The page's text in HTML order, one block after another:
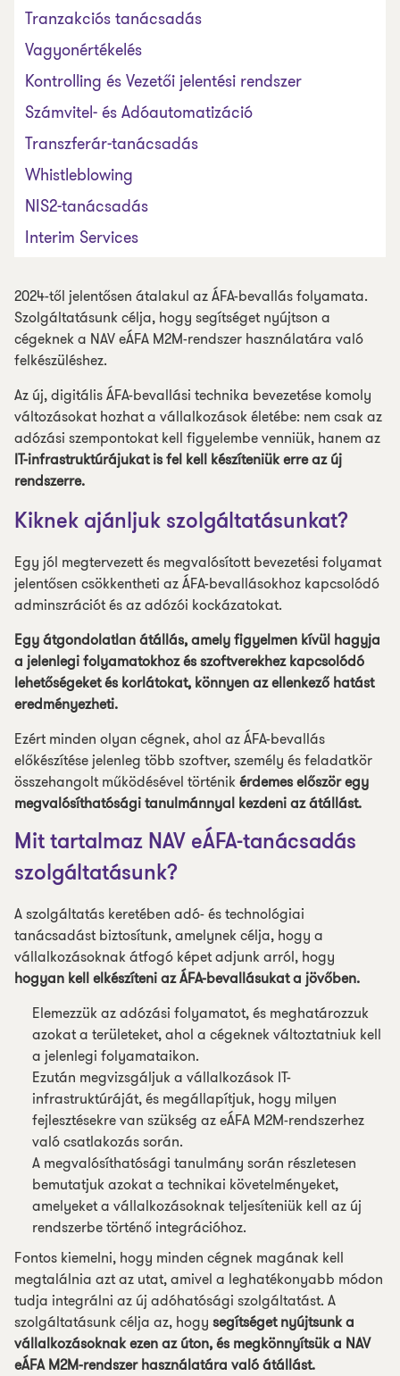
Tranzakciós tanácsadás
Vagyonértékelés
Kontrolling és Vezetői jelentési rendszer
Számvitel- és Adóautomatizáció
Transzferár-tanácsadás
Whistleblowing
NIS2-tanácsadás
Interim Services
2024-től jelentősen átalakul az ÁFA-bevallás folyamata.
Szolgáltatásunk célja, hogy segítséget nyújtson a
cégeknek a NAV eÁFA M2M-rendszer használatára való
felkészüléshez.
Az új, digitális ÁFA-bevallási technika bevezetése komoly
változásokat hozhat a vállalkozások életébe: nem csak az
adózási szempontokat kell figyelembe venniük, hanem az
IT-infrastruktúrájukat is fel kell készíteniük erre az új
rendszerre.
Kiknek ajánljuk szolgáltatásunkat?
Egy jól megtervezett és megvalósított bevezetési folyamat
jelentősen csökkentheti az ÁFA-bevallásokhoz kapcsolódó
adminszrációt és az adózói kockázatokat.
Egy átgondolatlan átállás, amely figyelmen kívül hagyja
a jelenlegi folyamatokhoz és szoftverekhez kapcsolódó
lehetőségeket és korlátokat, könnyen az ellenkező hatást
eredményezheti.
Ezért minden olyan cégnek, ahol az ÁFA-bevallás
előkészítése jelenleg több szoftver, személy és feladatkör
összehangolt működésével történik érdemes először egy
megvalósíthatósági tanulmánnyal kezdeni az átállást.
Mit tartalmaz NAV eÁFA-tanácsadás
szolgáltatásunk?
A szolgáltatás keretében adó- és technológiai
tanácsadást biztosítunk, amelynek célja, hogy a
vállalkozásoknak átfogó képet adjunk arról, hogy
hogyan kell elkészíteni az ÁFA-bevallásukat a jövőben.
Elemezzük az adózási folyamatot, és meghatározzuk
azokat a területeket, ahol a cégeknek változtatniuk kell
a jelenlegi folyamataikon.
Ezután megvizsgáljuk a vállalkozások IT-
infrastruktúráját, és megállapítjuk, hogy milyen
fejlesztésekre van szükség az eÁFA M2M-rendszerhez
való csatlakozás során.
A megvalósíthatósági tanulmány során részletesen
bemutatjuk azokat a technikai követelményeket,
amelyeket a vállalkozásoknak teljesíteniük kell az új
rendszerbe történő integrációhoz.
Fontos kiemelni, hogy minden cégnek magának kell
megtalálnia azt az utat, amivel a leghatékonyabb módon
tudja integrálni az új adóhatósági szolgáltatást. A
szolgáltatásunk célja az, hogy segítséget nyújtsunk a
vállalkozásoknak ezen az úton, és megkönnyítsük a NAV
eÁFA M2M-rendszer használatára való átállást.